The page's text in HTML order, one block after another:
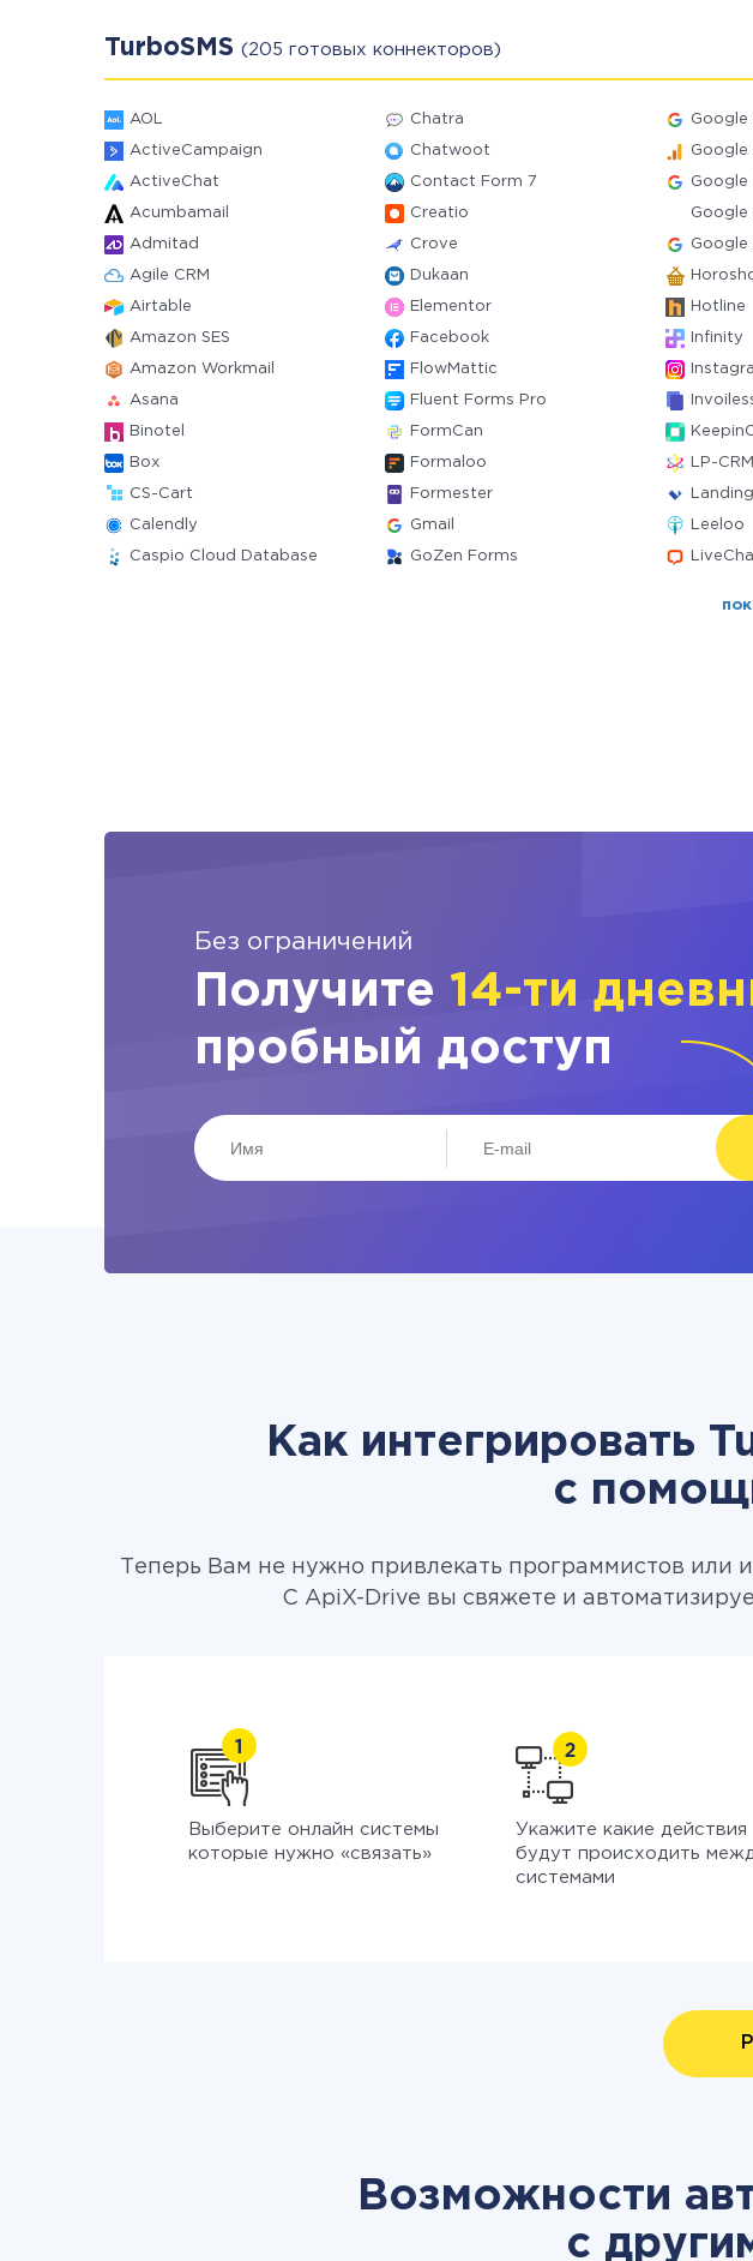
TurboSMS (205 готовых коннекторов)
AOL Chatra Google
ActiveCampaign Chatwoot Google
ActiveChat Contact Form 7 Google
Acumbamail Creatio Google
Admitad Crove Google
Agile CRM Dukaan
Airtable Elementor Hotline
Amazon SES Facebook Infinity
Amazon Workmail FlowMattic
Asana Fluent Forms Pro
Binotel FormCan
Box Formaloo LP-CRM
CS-Cart Formester
Calendly Gmail Leeloo
Caspio Cloud Database GoZen Forms
Без ограничений
Получите 14-ти
пробный доступ
Как интегрировать
c
Теперь Вам не нужно привлекать программистов или
С ApiX-Drive вы свяжете и
Выберите онлайн системы
которые нужно «связать»
Укажите какие действия
будут происходить
системами
Возможности
с